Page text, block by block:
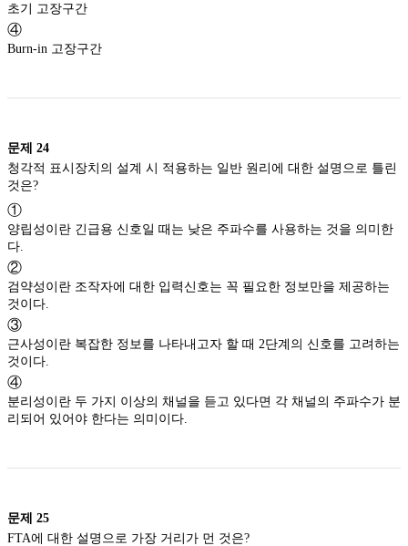
초기 고장구간
④
Burn-in 고장구간
문제 24
청각적 표시장치의 설계 시 적용하는 일반 원리에 대한 설명으로 틀린
것은?
①
양립성이란 긴급용 신호일 때는 낮은 주파수를 사용하는 것을 의미한
다.
②
검약성이란 조작자에 대한 입력신호는 꼭 필요한 정보만을 제공하는
것이다.
③
근사성이란 복잡한 정보를 나타내고자 할 때 2단계의 신호를 고려하는
것이다.
④
분리성이란 두 가지 이상의 채널을 듣고 있다면 각 채널의 주파수가 분
리되어 있어야 한다는 의미이다.
문제 25
FTA에 대한 설명으로 가장 거리가 먼 것은?